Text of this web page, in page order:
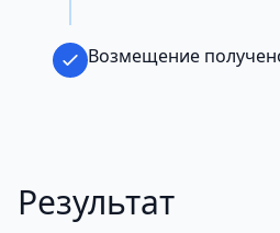
Возмещение
Результат